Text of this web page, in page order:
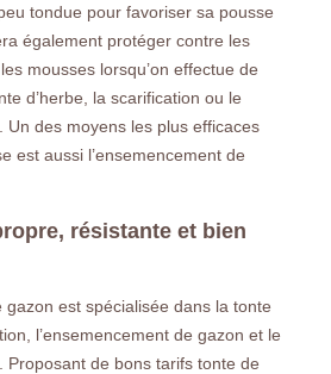
tondue pour favoriser sa pousse
également protéger contre les
mousses lorsqu’on effectue de
d’herbe, la scarification ou le
Un des moyens les plus efficaces
est aussi l’ensemencement de
résistante et bien
est spécialisée dans la tonte
l’ensemencement de gazon et le
Proposant de bons tarifs tonte de